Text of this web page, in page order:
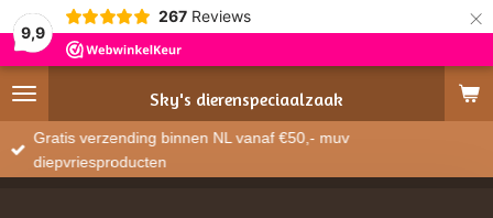
9,9
267 Reviews ×
Sky's dierenspeciaalzaak
Gratis verzending binnen NL vanaf €50,- muv
diepvriesproducten